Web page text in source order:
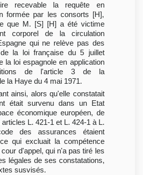
recevable la requête en
formée par les consorts [H],
que M. [S] [H] a été victime
corporel de la circulation
qui ne relève pas des
de la loi française du 5 juillet
la loi espagnole en application
de l'article 3 de la
la Haye du 4 mai 1971.
ainsi, alors qu'elle constatait
était survenu dans un Etat
économique européen, de
L. 421-1 et L. 424-1 à L.
des assurances étaient
qui excluait la compétence
d'appel, qui n'a pas tiré les
légales de ses constatations,
susvisés.